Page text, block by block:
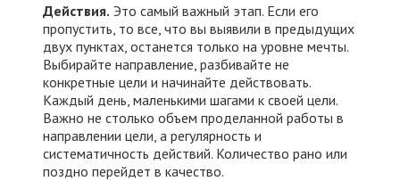
Действия. Это самый важный этап. Если его
пропустить, то все, что вы выявили в предыдущих
двух пунктах, останется только на уровне мечты.
Выбирайте направление, разбивайте не
конкретные цели и начинайте действовать.
Каждый день, маленькими шагами к своей цели.
Важно не столько объем проделанной работы в
направлении цели, а регулярность и
систематичность действий. Количество рано или
поздно перейдет в качество.